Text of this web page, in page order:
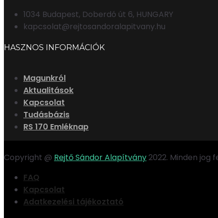
1034 Budapest, Doberdó út 6, HUNGARY
kapcsolat@rejtosandoralapitvany.hu
HASZNOS INFORMÁCIÓK
Magunkról
Aktualitások
Kapcsolat
Tudásbázis
RS 170 Emléknap
Copyright @ Rejtő Sándor Alapítvány2022. Minden jog
FAQ
Kapcsolat
Adatkezelési tájékoztató